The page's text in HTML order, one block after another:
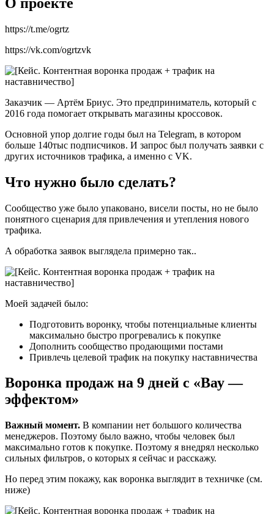
https://t.me/ogrtz
https://vk.com/ogrtzvk
Заказчик — Артём Бриус. Это предприниматель, который с
2016 года помогает открывать магазины кроссовок.
Основной упор долгие годы был на Telegram, в котором
больше 140тыс подписчиков. И запрос был получать заявки с
других источников трафика, а именно с VK.
Что нужно было сделать?
Сообщество уже было упаковано, висели посты, но не было
понятного сценария для привлечения и утепления нового
трафика.
А обработка заявок выглядела примерно так..
Моей задачей было:
Подготовить воронку, чтобы потенциальные клиенты
максимально быстро прогревались к покупке
Дополнить сообщество продающими постами
Привлечь целевой трафик на покупку наставничества
Воронка продаж на 9 дней с «Вау —
эффектом»
Важный момент. В компании нет большого количества
менеджеров. Поэтому было важно, чтобы человек был
максимально готов к покупке. Поэтому я внедрял несколько
сильных фильтров, о которых я сейчас и расскажу.
Но перед этим покажу, как воронка выглядит в техничке (см.
ниже)